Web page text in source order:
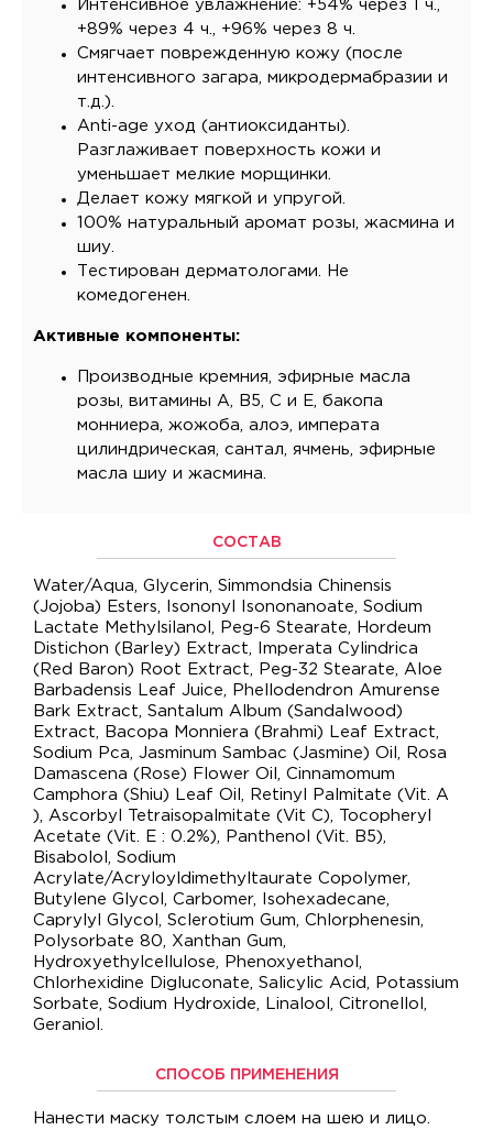
Интенсивное увлажнение: +54% через 1 ч.,
+89% через 4 ч., +96% через 8 ч.
Смягчает поврежденную кожу (после
интенсивного загара, микродермабразии и
т.д.).
Anti-age уход (антиоксиданты).
Разглаживает поверхность кожи и
уменьшает мелкие морщинки.
Делает кожу мягкой и упругой.
100% натуральный аромат розы, жасмина и
шиу.
Тестирован дерматологами. Не
комедогенен.
Активные компоненты:
Производные кремния, эфирные масла
розы, витамины А, В5, С и Е, бакопа
монниера, жожоба, алоэ, императа
цилиндрическая, сантал, ячмень, эфирные
масла шиу и жасмина.
СОСТАВ
Water/Aqua, Glycerin, Simmondsia Chinensis
(Jojoba) Esters, Isononyl Isononanoate, Sodium
Lactate Methylsilanol, Peg-6 Stearate, Hordeum
Distichon (Barley) Extract, Imperata Cylindrica
(Red Baron) Root Extract, Peg-32 Stearate, Aloe
Barbadensis Leaf Juice, Phellodendron Amurense
Bark Extract, Santalum Album (Sandalwood)
Extract, Bacopa Monniera (Brahmi) Leaf Extract,
Sodium Pca, Jasminum Sambac (Jasmine) Oil, Rosa
Damascena (Rose) Flower Oil, Cinnamomum
Camphora (Shiu) Leaf Oil, Retinyl Palmitate (Vit. A
), Ascorbyl Tetraisopalmitate (Vit C), Tocopheryl
Acetate (Vit. E : 0.2%), Panthenol (Vit. B5),
Bisabolol, Sodium
Acrylate/Acryloyldimethyltaurate Copolymer,
Butylene Glycol, Carbomer, Isohexadecane,
Caprylyl Glycol, Sclerotium Gum, Chlorphenesin,
Polysorbate 80, Xanthan Gum,
Hydroxyethylcellulose, Phenoxyethanol,
Chlorhexidine Digluconate, Salicylic Acid, Potassium
Sorbate, Sodium Hydroxide, Linalool, Citronellol,
Geraniol.
СПОСОБ ПРИМЕНЕНИЯ
Нанести маску толстым слоем на шею и лицо.